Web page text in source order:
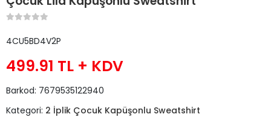
4CU5BD4V2P
499.91 TL + KDV
Barkod: 7679535122940
Kategori: 2 İplik Çocuk Kapüşonlu Sweatshirt